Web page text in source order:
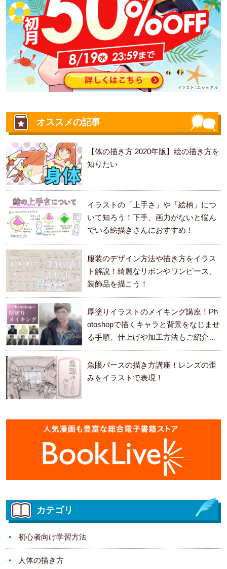
オススメの記事
【体の描き方 2020年版】絵の描き方を
知りたい
イラストの「上手さ」や「絵柄」につ
いて知ろう！下手、画力がないと悩ん
でいる絵描きさんにおすすめ！
服装のデザイン方法や描き方をイラス
ト解説！綺麗なリボンやワンピース、
装飾品を描こう！
厚塗りイラストのメイキング講座！Ph
otoshopで描くキャラと背景をなじませ
る手順、仕上げや加工方法もご紹介し
ます。
魚眼パースの描き方講座！レンズの歪
みをイラストで表現！
カテゴリ
初心者向け学習方法
人体の描き方